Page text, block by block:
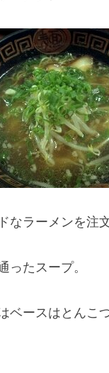
なラーメンを注文
ったスープ。
ベースはとんこ